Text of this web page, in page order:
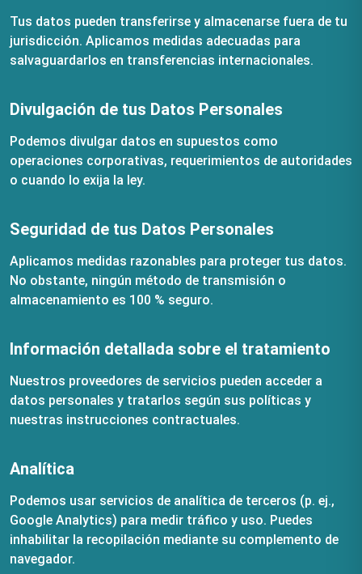
Tus datos pueden transferirse y almacenarse fuera de tu
jurisdicción. Aplicamos medidas adecuadas para
salvaguardarlos en transferencias internacionales.
Divulgación de tus Datos Personales
Podemos divulgar datos en supuestos como
operaciones corporativas, requerimientos de autoridades
o cuando lo exija la ley.
Seguridad de tus Datos Personales
Aplicamos medidas razonables para proteger tus datos.
No obstante, ningún método de transmisión o
almacenamiento es 100 % seguro.
Información detallada sobre el tratamiento
Nuestros proveedores de servicios pueden acceder a
datos personales y tratarlos según sus políticas y
nuestras instrucciones contractuales.
Analítica
Podemos usar servicios de analítica de terceros (p. ej.,
Google Analytics) para medir tráfico y uso. Puedes
inhabilitar la recopilación mediante su complemento de
navegador.